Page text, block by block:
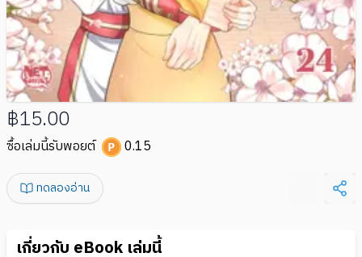
฿15.00
ซื้อเล่มนี้รับพอยต์ 0.15
ทดลองอ่าน
เกี่ยวกับ eBook เล่มนี้